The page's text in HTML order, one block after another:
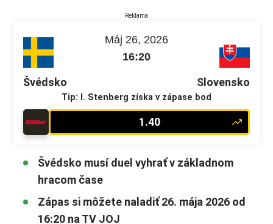
Reklama
Švédsko
Máj 26, 2026
16:20
Tip: I. Stenberg získa v zápase bod
Slovensko
1.40
Švédsko musí duel vyhrať v základnom
hracom čase
Zápas si môžete naladiť 26. mája 2026 od
16:20 na TV JOJ